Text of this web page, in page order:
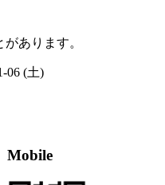
あります。
06 (土)
Mobile